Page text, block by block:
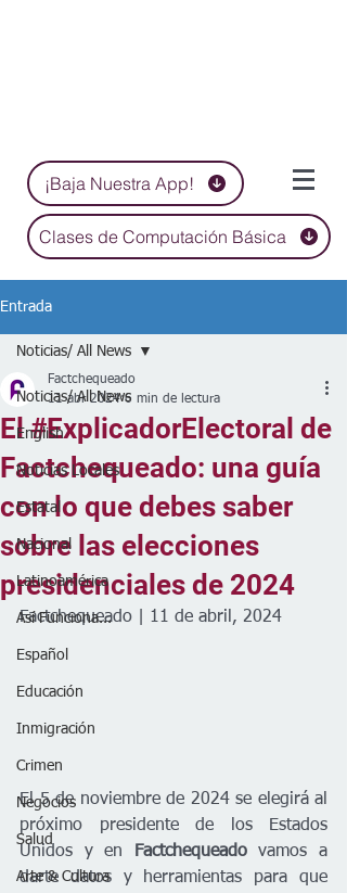
¡Baja Nuestra App!
Clases de Computación Básica
Entrada
Noticias/ All News
English
Noticias Locales
Estatal
Nacional
Latinoamérica
Así Funciona...
Español
Educación
Inmigración
Crimen
Negocios
Salud
Arte & Cultura
Noticias/ All News
El #ExplicadorElectoral de
Factchequeado: una guía
con lo que debes saber
sobre las elecciones
presidenciales de 2024
Factchequeado
11 abr 2024 6 min de lectura
Factchequeado | 11 de abril, 2024
El 5 de noviembre de 2024 se elegirá al
próximo presidente de los Estados
Unidos y en
Factchequeado vamos a
darte datos y herramientas para que